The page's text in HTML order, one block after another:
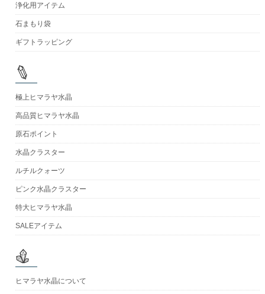
浄化用アイテム
石まもり袋
ギフトラッピング
極上ヒマラヤ水晶
高品質ヒマラヤ水晶
原石ポイント
水晶クラスター
ルチルクォーツ
ピンク水晶クラスター
特大ヒマラヤ水晶
SALEアイテム
ヒマラヤ水晶について